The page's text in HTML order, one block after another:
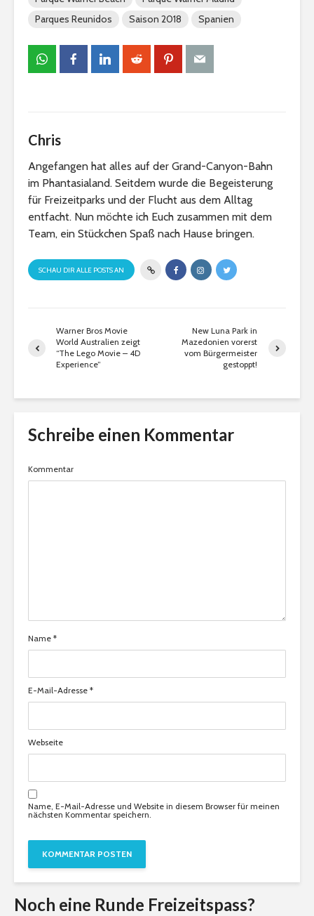
Parques Reunidos
Saison 2018 Spanien
Chris
Angefangen hat alles auf der Grand-Canyon-Bahn
im Phantasialand. Seitdem wurde die Begeisterung
für Freizeitparks und der Flucht aus dem Alltag
entfacht. Nun möchte ich Euch zusammen mit dem
Team, ein Stückchen Spaß nach Hause bringen.
SCHAU DIR ALLE POSTS AN
Warner Bros Movie
World Australien zeigt
“The Lego Movie – 4D
Experience”
New Luna Park in
Mazedonien vorerst
vom Bürgermeister
gestoppt!
Schreibe einen Kommentar
Kommentar
Name *
E-Mail-Adresse *
Webseite
Name, E-Mail-Adresse und Website in diesem Browser für meinen
nächsten Kommentar speichern.
Noch eine Runde Freizeitspass?